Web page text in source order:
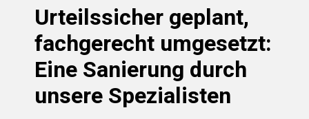
Urteilssicher geplant,
fachgerecht umgesetzt:
Eine Sanierung durch
unsere Spezialisten